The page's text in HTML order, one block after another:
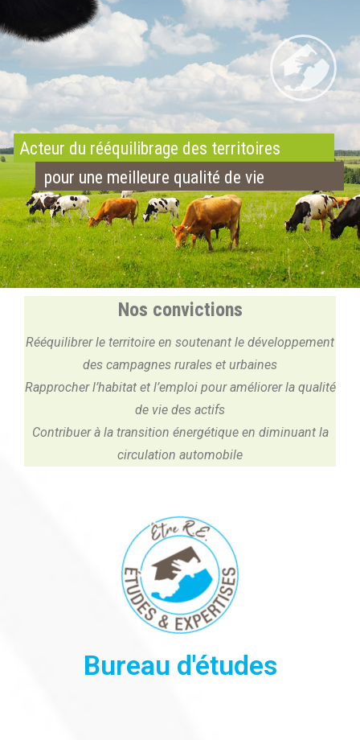
pour une meilleure qualité de vie
Acteur du rééquilibrage des territoires
Nos convictions
Rééquilibrer le territoire en soutenant le développement
des campagnes rurales et urbaines
Rapprocher l’habitat et l’emploi pour améliorer la qualité
de vie des actifs
Contribuer à la transition énergétique en diminuant la
circulation automobile
Bureau d'études